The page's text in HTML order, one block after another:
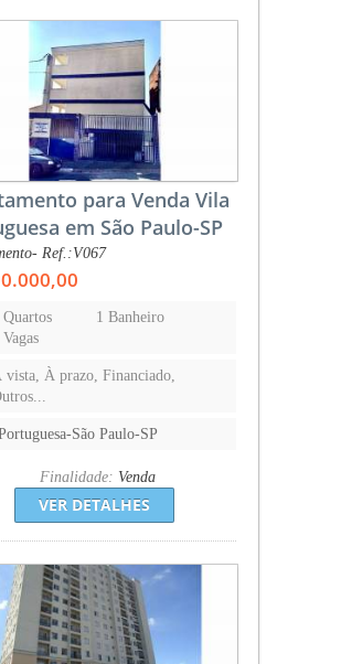
para Venda Vila
em São Paulo-SP
Ref.:V067
Quartos
1 Banheiro
Vagas
vista, À prazo, Financiado,
São Paulo-SP
Finalidade: Venda
VER DETALHES